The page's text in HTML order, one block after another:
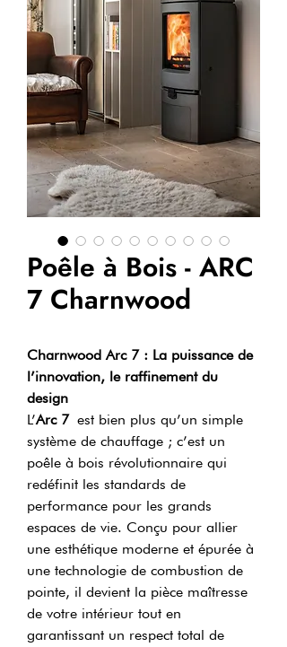
Poêle à Bois - ARC
7 Charnwood
Charnwood Arc 7 : La puissance de
l’innovation, le raffinement du
design
L’Arc 7est bien plus qu’un simple
système de chauffage ; c’est un
poêle à bois révolutionnaire qui
redéfinit les standards de
performance pour les grands
espaces de vie. Conçu pour allier
une esthétique moderne et épurée à
une technologie de combustion de
pointe, il devient la pièce maîtresse
de votre intérieur tout en
garantissant un respect total de